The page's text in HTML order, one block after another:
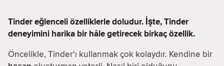
Tinder eğlenceli özelliklerle doludur. İşte, Tinder
deneyimini harika bir hâle getirecek birkaç özellik.
Öncelikle, Tinder'ı kullanmak çok kolaydır. Kendine bir